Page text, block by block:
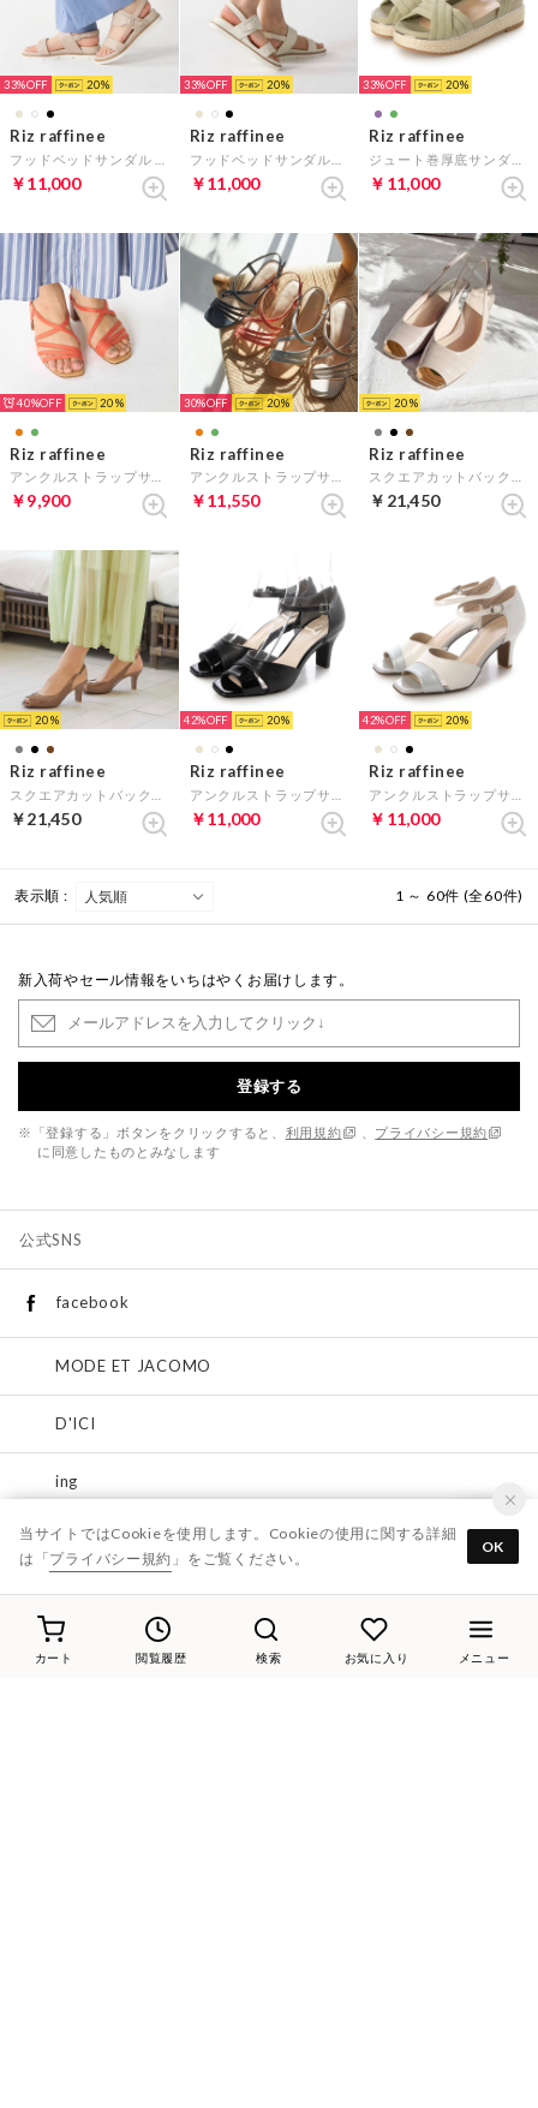
カート 閲覧履歴 検索 お気に入り メニュー
33% 20
Riz raffinee
￥11,000
33% 20
Riz raffinee
￥11,000
33% 20
Riz raffinee
￥11,000
40% 20
Riz raffinee
￥9,900
30% 20
Riz raffinee
￥11,550
20
Riz raffinee
￥21,450
20
Riz raffinee
￥21,450
42% 20
Riz raffinee
￥11,000
42% 20
Riz raffinee
￥11,000
表示順 : 1 ～ 60件 (全60件)
新入荷やセール情報をいちはやくお届けします。
登録する
※「登録する」ボタンをクリックすると、 利用規約
プライバシー規約
に同意したものとみなします
公式SNS
facebook
MODE ET JACOMO
D'ICI
ing
Riz raffinee
instagram
MODE ET JACOMO
当サイトではCookieを使用します。Cookieの使用に関する詳細
は「プライバシー規約 」をご覧ください。
OK